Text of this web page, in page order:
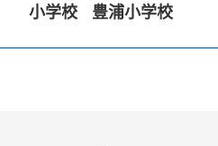
小学校 豊浦小学校